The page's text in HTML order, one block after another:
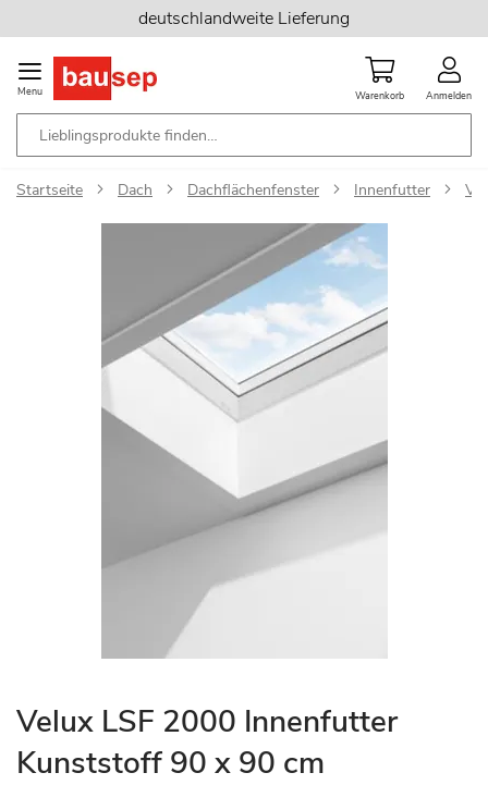
Inhalt
springen
deutschlandweite Lieferung
Menu Warenkorb Anmelden
Startseite Dach Dachflächenfenster Innenfutter
Zum
Anfang
der
Velux LSF 2000 Innenfutter
Kunststoff 90 x 90 cm